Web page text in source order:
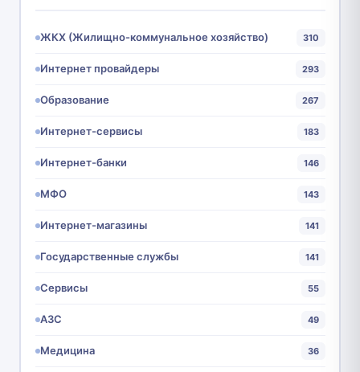
ЖКХ (Жилищно-коммунальное хозяйство) 310
Интернет провайдеры 293
Образование 267
Интернет-сервисы 183
Интернет-банки 146
МФО 143
Интернет-магазины 141
Государственные службы 141
Сервисы 55
АЗС 49
Медицина 36